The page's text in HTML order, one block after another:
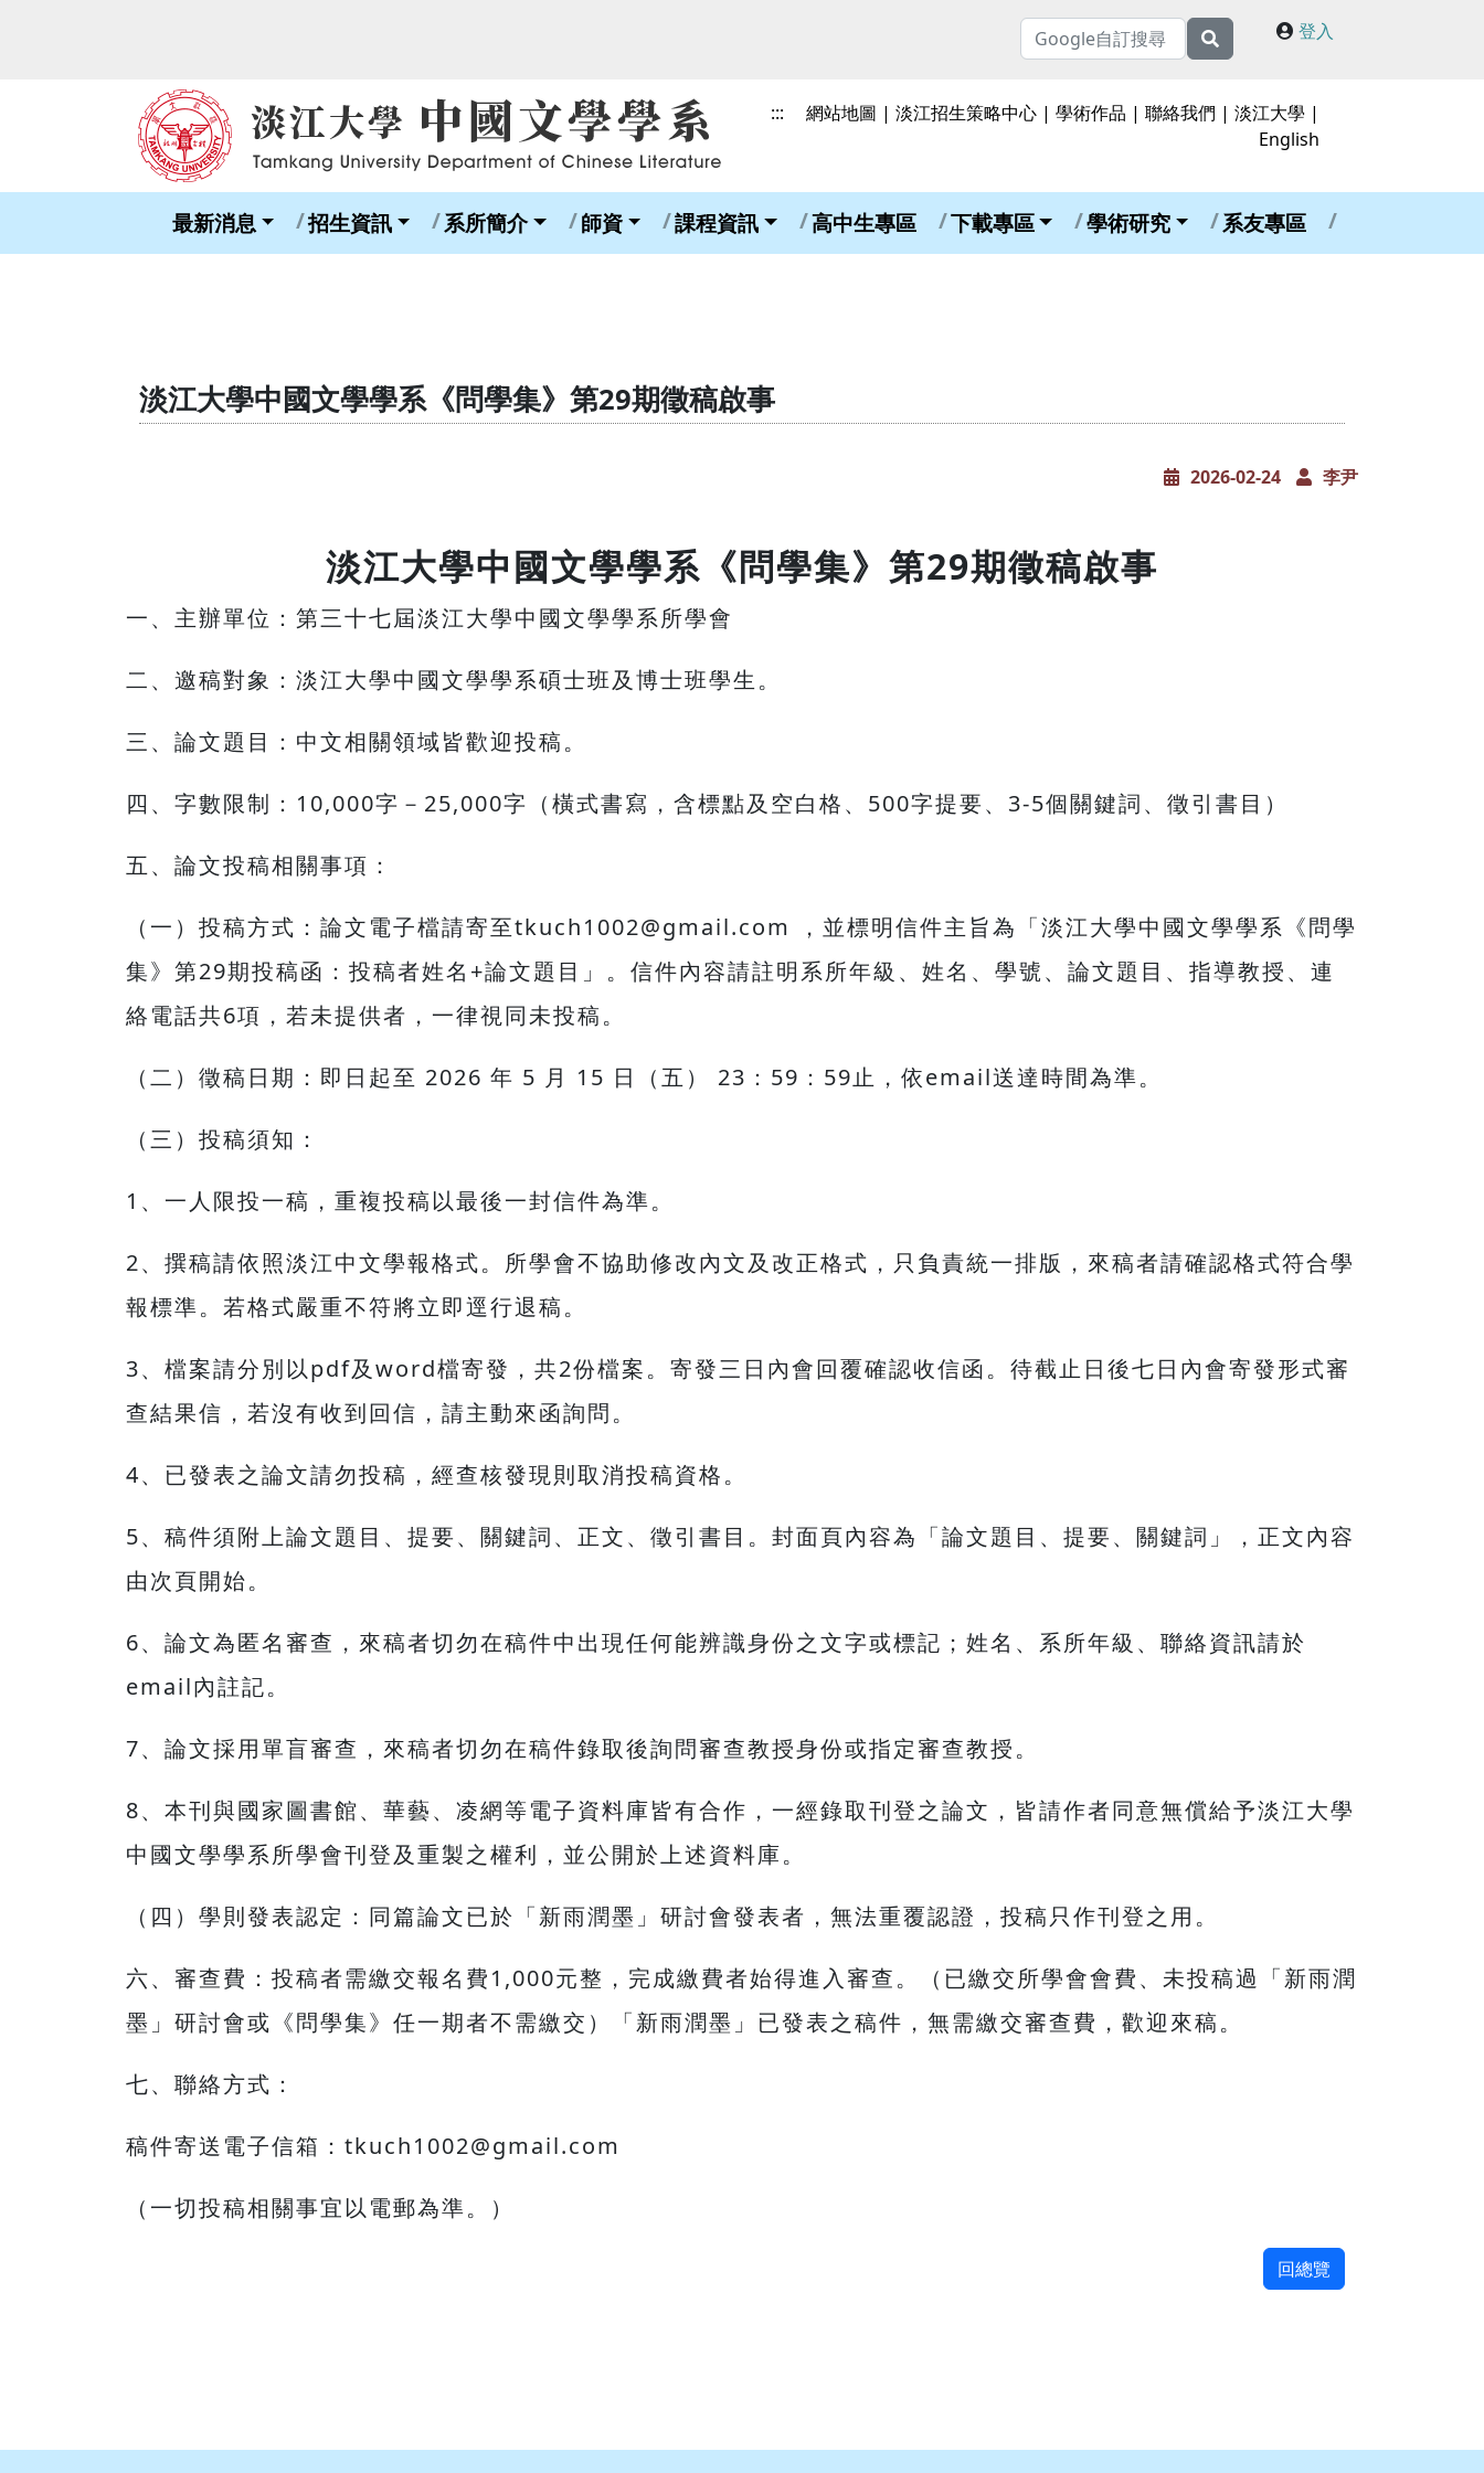
登入
::: 網站地圖 |淡江招生策略中心 |學術作品 |聯絡我們 |淡江大學 |
English
最新消息 招生資訊 系所簡介 師資 課程資訊 高中生專區 下載專區 學術研究 系友專區
淡江大學中國文學學系《問學集》第29期徵稿啟事
2026-02-24 李尹
淡江大學中國文學學系《問學集》第29期徵稿啟事
一、主辦單位：第三十七屆淡江大學中國文學學系所學會
二、邀稿對象：淡江大學中國文學學系碩士班及博士班學生。
三、論文題目：中文相關領域皆歡迎投稿。
四、字數限制：10,000字－25,000字（橫式書寫，含標點及空白格、500字提要、3-5個關鍵詞、徵引書目）
五、論文投稿相關事項：
（一）投稿方式：論文電子檔請寄至tkuch1002@gmail.com ，並標明信件主旨為「淡江大學中國文學學系《問學
集》第29期投稿函：投稿者姓名+論文題目」。信件內容請註明系所年級、姓名、學號、論文題目、指導教授、連
絡電話共6項，若未提供者，一律視同未投稿。
（二）徵稿日期：即日起至 2026 年 5 月 15 日（五） 23：59：59止，依email送達時間為準。
（三）投稿須知：
1、一人限投一稿，重複投稿以最後一封信件為準。
2、撰稿請依照淡江中文學報格式。所學會不協助修改內文及改正格式，只負責統一排版，來稿者請確認格式符合學
報標準。若格式嚴重不符將立即逕行退稿。
3、檔案請分別以pdf及word檔寄發，共2份檔案。寄發三日內會回覆確認收信函。待截止日後七日內會寄發形式審
查結果信，若沒有收到回信，請主動來函詢問。
4、已發表之論文請勿投稿，經查核發現則取消投稿資格。
5、稿件須附上論文題目、提要、關鍵詞、正文、徵引書目。封面頁內容為「論文題目、提要、關鍵詞」，正文內容
由次頁開始。
6、論文為匿名審查，來稿者切勿在稿件中出現任何能辨識身份之文字或標記；姓名、系所年級、聯絡資訊請於
email內註記。
7、論文採用單盲審查，來稿者切勿在稿件錄取後詢問審查教授身份或指定審查教授。
8、本刊與國家圖書館、華藝、凌網等電子資料庫皆有合作，一經錄取刊登之論文，皆請作者同意無償給予淡江大學
中國文學學系所學會刊登及重製之權利，並公開於上述資料庫。
（四）學則發表認定：同篇論文已於「新雨潤墨」研討會發表者，無法重覆認證，投稿只作刊登之用。
六、審查費：投稿者需繳交報名費1,000元整，完成繳費者始得進入審查。（已繳交所學會會費、未投稿過「新雨潤
墨」研討會或《問學集》任一期者不需繳交）「新雨潤墨」已發表之稿件，無需繳交審查費，歡迎來稿。
七、聯絡方式：
稿件寄送電子信箱：tkuch1002@gmail.com
（一切投稿相關事宜以電郵為準。）
回總覽